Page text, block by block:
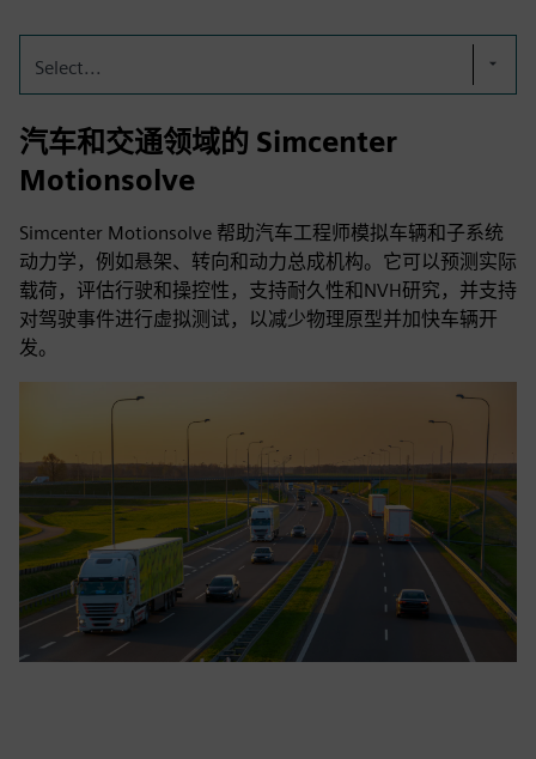
Select...
汽车和交通领域的 Simcenter
Motionsolve
Simcenter Motionsolve 帮助汽车工程师模拟车辆和子系统
动力学，例如悬架、转向和动力总成机构。它可以预测实际
载荷，评估行驶和操控性，支持耐久性和NVH研究，并支持
对驾驶事件进行虚拟测试，以减少物理原型并加快车辆开
发。